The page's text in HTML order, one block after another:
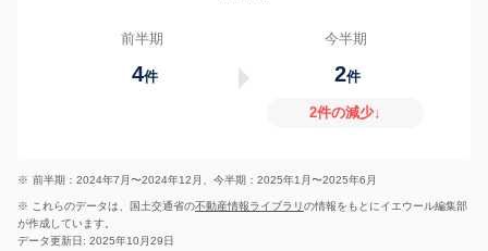
前半期
4件
今半期
2件
2件の減少↓
※ 前半期：2024年7月〜2024年12月、今半期：2025年1月〜2025年6月
※ これらのデータは、国土交通省の不動産情報ライブラリの情報をもとにイエウール編集部
が作成しています。
データ更新日: 2025年10月29日